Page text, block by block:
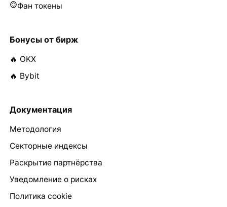
Фан токены
Бонусы от бирж
🔥 OKX
🔥 Bybit
Документация
Методология
Секторные индексы
Раскрытие партнёрства
Уведомление о рисках
Политика cookie